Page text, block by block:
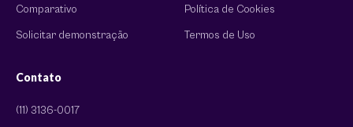
Comparativo
Solicitar demonstração
Política de Cookies
Termos de Uso
Contato
(11) 3136-0017